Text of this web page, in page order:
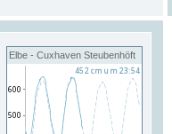
Elbe - Cuxhaven Steubenhöft